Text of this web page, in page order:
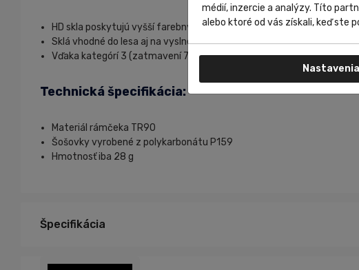
HD skla poskytujú vyšší farebný kontrast.
Sklá vhodné do lesa aj na vyslnené miesta.
Vďaka kategórí 3 (zatmavení 75-90 %) vhodné aj do veľmi slnečných
Technická špecifikácia:
Materiál rámčeka TR90
Šošovky vyrobené z polykarbonátu P159
Hmotnosť iba 28 g
Špecifikácia
médií, inzercie a analýzy. Títo
alebo ktoré od vás získali, keď ste
Nastavenia